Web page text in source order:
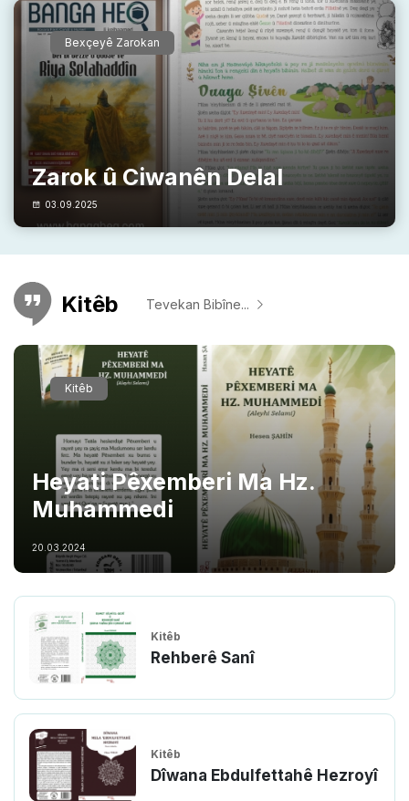
Bexçeyê Zarokan
Zarok û Ciwanên Delal
03.09.2025
Kitêb Tevekan Bibîne...
Kitêb
Heyati Pêxemberi Ma Hz.
Muhammedi
20.03.2024
Kitêb
Rehberê Sanî
Kitêb
Dîwana Ebdulfettahê Hezroyî